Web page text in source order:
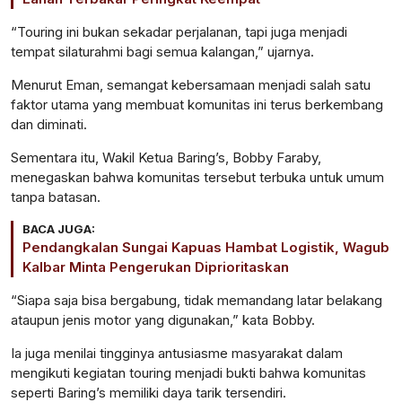
“Touring ini bukan sekadar perjalanan, tapi juga menjadi
tempat silaturahmi bagi semua kalangan,” ujarnya.
Menurut Eman, semangat kebersamaan menjadi salah satu
faktor utama yang membuat komunitas ini terus berkembang
dan diminati.
Sementara itu, Wakil Ketua Baring’s, Bobby Faraby,
menegaskan bahwa komunitas tersebut terbuka untuk umum
tanpa batasan.
BACA JUGA:
Pendangkalan Sungai Kapuas Hambat Logistik, Wagub
Kalbar Minta Pengerukan Diprioritaskan
“Siapa saja bisa bergabung, tidak memandang latar belakang
ataupun jenis motor yang digunakan,” kata Bobby.
Ia juga menilai tingginya antusiasme masyarakat dalam
mengikuti kegiatan touring menjadi bukti bahwa komunitas
seperti Baring’s memiliki daya tarik tersendiri.